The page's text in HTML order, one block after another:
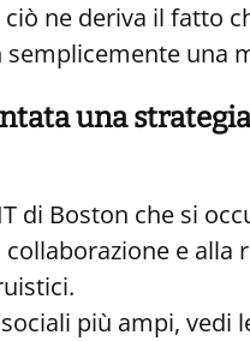
ne deriva il fatto
una
una
di Boston che si
e
più ampi, vedi